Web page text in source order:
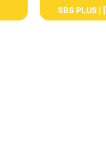
SBS PLUS |